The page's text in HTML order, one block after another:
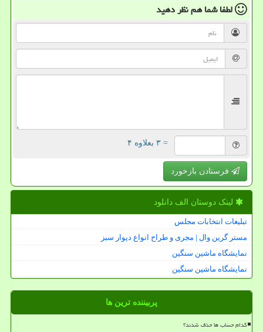
لطفا شما همنظر دهید
= ۳ بعلاوه ۴
فرستادن بازخورد
لینک دوستان الف دانلود
تبلیغات انتخابات مجلس
مستر گرین وال | مجری و طراح انواع دیوار سبز
نمایشگاه ماشین سنگین
نمایشگاه ماشین سنگین
پربیننده ترین ها
کدام حساب ها حذف شدند؟